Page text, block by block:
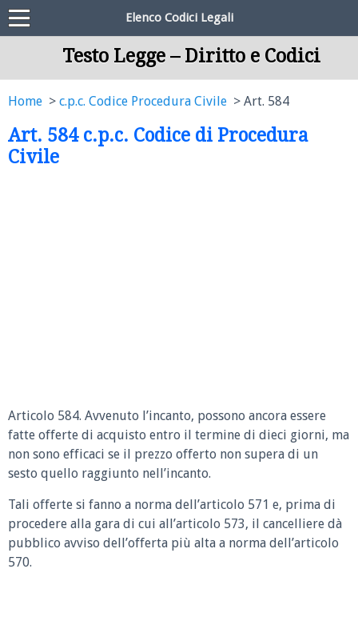
Elenco Codici Legali
Testo Legge – Diritto e Codici
Home c.p.c. Codice Procedura Civile Art. 584
Art. 584 c.p.c. Codice di Procedura
Civile
Articolo 584. Avvenuto l’incanto, possono ancora essere
fatte offerte di acquisto entro il termine di dieci giorni, ma
non sono efficaci se il prezzo offerto non supera di un
sesto quello raggiunto nell’incanto.
Tali offerte si fanno a norma dell’articolo 571 e, prima di
procedere alla gara di cui all’articolo 573, il cancelliere dà
pubblico avviso dell’offerta più alta a norma dell’articolo
570.